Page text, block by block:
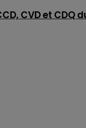
CVD et CDQ